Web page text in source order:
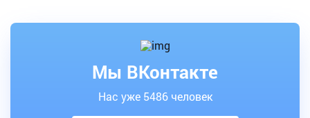
Мы ВКонтакте
Нас уже 5486 человек